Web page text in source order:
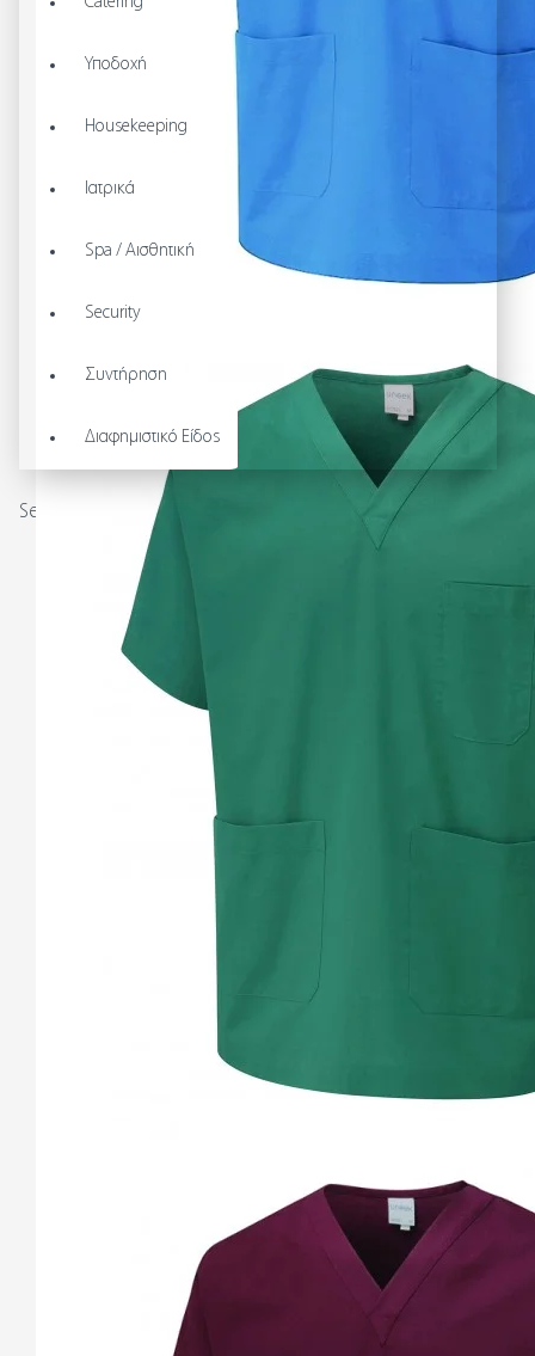
Υποδοχή
Housekeeping
Ιατρικά
Spa / Αισθητική
Security
Συντήρηση
Διαφημιστικό Είδος
Search